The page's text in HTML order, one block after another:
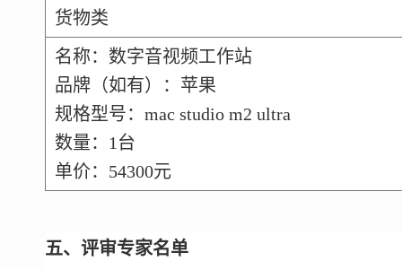
货物类
名称：数字音视频工作站
品牌（如有）：苹果
规格型号：mac studio m2 ultra
数量：1台
单价：54300元
五、评审专家名单